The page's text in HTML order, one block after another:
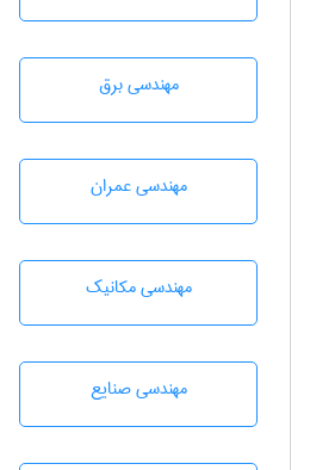
مهندسی برق
مهندسی عمران
مهندسی مکانیک
مهندسی صنايع